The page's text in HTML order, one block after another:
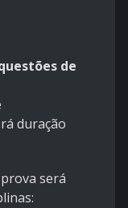
de
duração
será